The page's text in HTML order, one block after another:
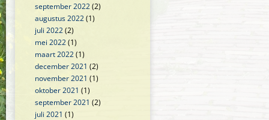
september 2022(2)
augustus 2022(1)
juli 2022(2)
mei 2022(1)
maart 2022(1)
december 2021 (2)
november 2021 (1)
oktober 2021 (1)
september 2021 (2)
juli 2021 (1)